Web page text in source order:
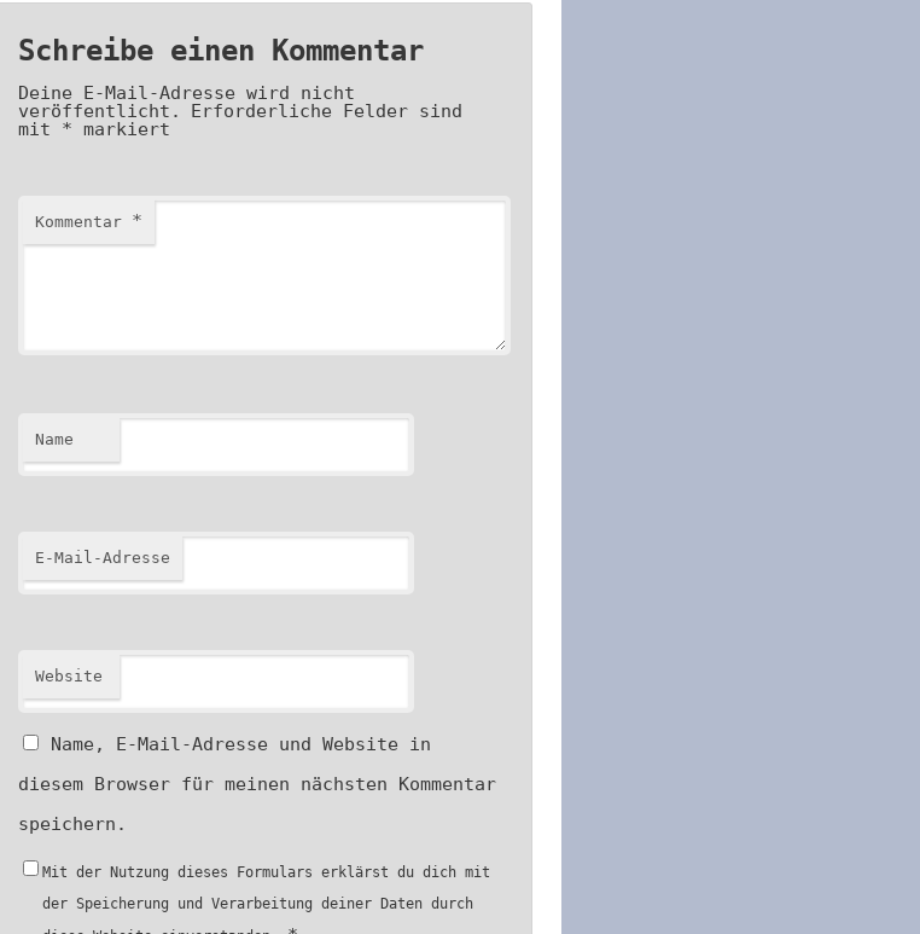
Schreibe einen Kommentar
Deine E-Mail-Adresse wird nicht
veröffentlicht.
Erforderliche Felder sind
mit * markiert
Kommentar *
Name
E-Mail-Adresse
Website
Name, E-Mail-Adresse und Website in
diesem Browser für meinen nächsten Kommentar
speichern.
Mit der Nutzung dieses Formulars erklärst du dich mit
der Speicherung und Verarbeitung deiner Daten durch